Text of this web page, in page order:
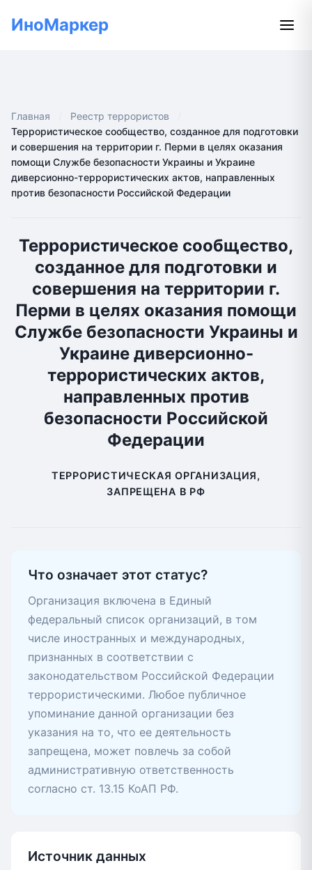
ИноМаркер
Главная
Реестр террористов
Террористическое сообщество, созданное для подготовки
и совершения на территории г. Перми в целях оказания
помощи Службе безопасности Украины и Украине
диверсионно-террористических актов, направленных
против безопасности Российской Федерации
Террористическое сообщество,
созданное для подготовки и
совершения на территории г.
Перми в целях оказания помощи
Службе безопасности Украины и
Украине диверсионно-
террористических актов,
направленных против
безопасности Российской
Федерации
ТЕРРОРИСТИЧЕСКАЯ ОРГАНИЗАЦИЯ,
ЗАПРЕЩЕНА В РФ
Что означает этот статус?
Организация включена в Единый
федеральный список организаций, в том
числе иностранных и международных,
признанных в соответствии с
законодательством Российской Федерации
террористическими. Любое публичное
упоминание данной организации без
указания на то, что ее деятельность
запрещена, может повлечь за собой
административную ответственность
согласно ст. 13.15 КоАП РФ.
Источник данных